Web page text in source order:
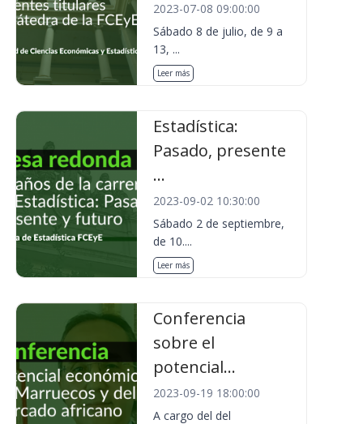
2023-07-08 09:00:00
Sábado 8 de julio, de 9 a
13, ...
Leer más
Estadística:
Pasado, presente
...
2023-09-02 10:30:00
Sábado 2 de septiembre,
de 10....
Leer más
Conferencia
sobre el
potencial...
2023-09-19 18:00:00
A cargo del del